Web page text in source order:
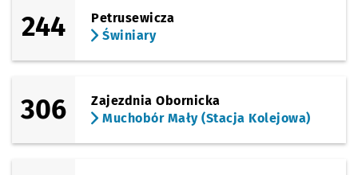
244
Petrusewicza
Świniary
306
Zajezdnia Obornicka
Muchobór Mały (Stacja Kolejowa)